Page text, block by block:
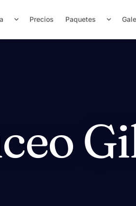
Precios Paquetes